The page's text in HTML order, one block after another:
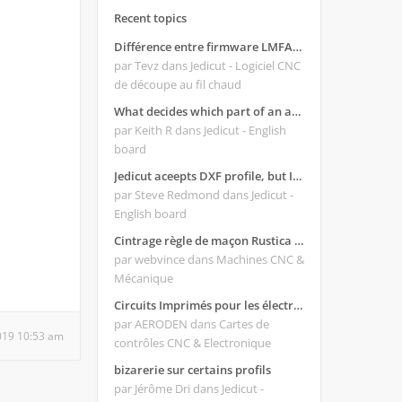
10:53 am
Recent topics
Différence entre firmware LMFAO_V4_8_0 et du GRBL
par Tevz dans Jedicut - Logiciel CNC
de découpe au fil chaud
What decides which part of an airfoil is the extrado and intrado?
par Keith R dans Jedicut - English
board
Jedicut aceepts DXF profile, but It won't cut (Icons grayed out)
par Steve Redmond dans Jedicut -
English board
Cintrage règle de maçon Rustica 2018C
par webvince dans Machines CNC &
Mécanique
Circuits Imprimés pour les électroniques:
par AERODEN dans Cartes de
contrôles CNC & Electronique
bizarerie sur certains profils
par Jérôme Dri dans Jedicut -